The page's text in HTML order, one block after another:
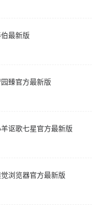
最新版
臻官方最新版
讴歌七星官方最新版
觉浏览器官方最新版